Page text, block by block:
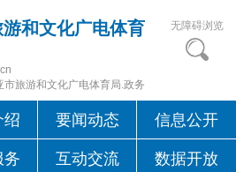
和文化广电体育
市旅游和文化广电体育局.政务
无障碍浏览
绍 要闻动态 信息公开
务 互动交流 数据开放